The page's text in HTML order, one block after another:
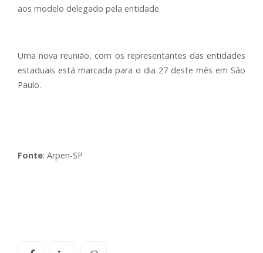
aos modelo delegado pela entidade.
Uma nova reunião, com os representantes das entidades
estaduais está marcada para o dia 27 deste mês em São
Paulo.
Fonte: Arpen-SP